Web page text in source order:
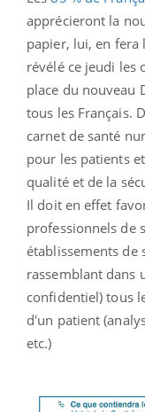
apprécieront la
papier, lui, en fera
révélé ce jeudi les
place du nouveau
tous les Français.
carnet de santé
pour les patients
qualité et de la
Il doit en effet
professionnels de
établissements de
rassemblant dans
confidentiel) tous
d'un patient
etc.)